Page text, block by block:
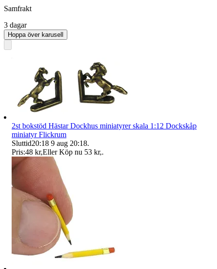
Samfrakt
3 dagar
Hoppa över karusell
2st bokstöd Hästar Dockhus miniatyrer skala 1:12 Dockskåp
miniatyr Flickrum
Sluttid20:18 9 aug 20:18.
Pris:48 kr,Eller Köp nu 53 kr,.